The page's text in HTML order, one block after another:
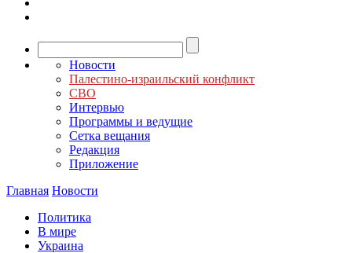
Новости
Палестино-израильский конфликт
СВО
Интервью
Программы и ведущие
Сетка вещания
Редакция
Приложение
Главная Новости
Политика
В мире
Украина